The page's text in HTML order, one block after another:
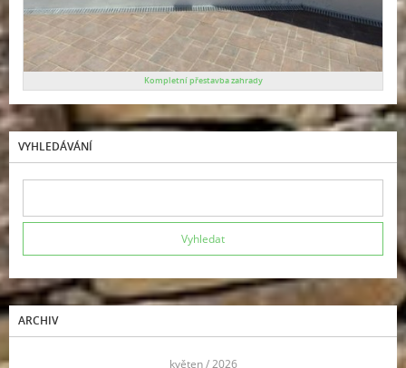
Kompletní přestavba zahrady
VYHLEDÁVÁNÍ
ARCHIV
květen / 2026